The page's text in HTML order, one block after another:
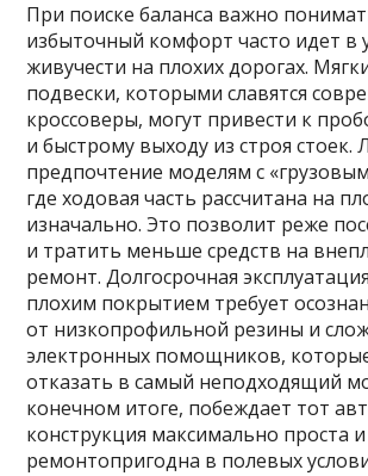
При поиске баланса важно
избыточный комфорт часто идет в
живучести на плохих дорогах.
подвески, которыми славятся
кроссоверы, могут привести к
и быстрому выходу из строя стоек.
предпочтение моделям с
где ходовая часть рассчитана на
изначально. Это позволит реже
и тратить меньше средств на
ремонт. Долгосрочная
плохим покрытием требует
от низкопрофильной резины и
электронных помощников,
отказать в самый неподходящий
конечном итоге, побеждает тот
конструкция максимально проста и
ремонтопригодна в полевых